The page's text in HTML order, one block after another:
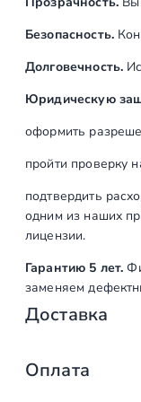
1
м
д
я
е
к
л
0
Безопасность.
Долговечность.
Юридическую
оформить
пройти проверку
подтвердить
одним из наших
лицензии.
Гарантию 5 лет.
заменяем
Доставка
Доставка от
Оплата